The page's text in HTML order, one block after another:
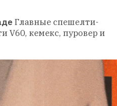
Главные спешелти-
V60, кемекс, пуровер и